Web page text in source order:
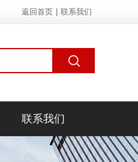
返回首页 联系我们
联系我们